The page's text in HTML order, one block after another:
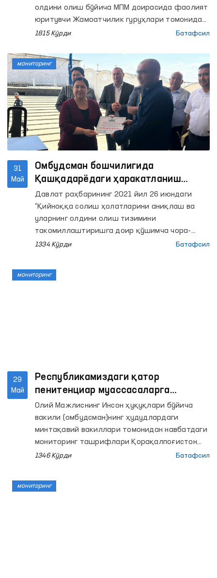
муассасалардаги шароитлар
ўрганилди
олдини олиш бўйича МПМ доирасида фаолият
юритувчи Жамоатчилик гуруҳлари томонидан
Фарғонадаги қатор пенитенциар
амалга оширилди.
1815 Кўрди Батафсил
31
Май
Омбудсман бошчилигида
Қашқадарёдаги ҳаракатланиш
эркинлиги чекланган ёпиқ
муассасалардаги шароитлар
ўрганилди
Давлат раҳбарининг 2021 йил 26 июндаги
“Қийноққа солиш ҳолатларини аниқлаш ва
уларнинг олдини олиш тизимини
такомиллаштиришга доир қўшимча чора-
тадбирлар тўғрисида”ги Қарорида Олий
мақсадида Жамоатчилик вакиллари билан
1334 Кўрди Батафсил
мониторинг
29
Май
Республикамиздаги қатор
пенитенциар муассасаларга
мониторинг ташрифлари давом
этмоқда
Олий Мажлиснинг Инсон ҳуқуқлари бўйича
вакили (омбудсман)нинг ҳудудлардаги
минтақавий вакиллари томонидан навбатдаги
мониторинг ташрифлари Қорақалпоғистон
Республикаси, Самарқанд, Сирдарё, Хоразм ва
муассасаларида ўтказилди.
1346 Кўрди Батафсил
мониторинг
мониторинг